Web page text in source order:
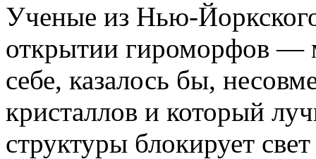
Ученые из Нью-
открытии гироморфов —
себе, казалось бы,
кристаллов и который
структуры блокирует